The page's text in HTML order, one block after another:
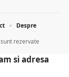
rezervate
Despre
si adresa